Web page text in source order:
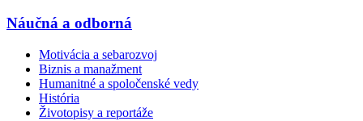
Náučná a odborná
Motivácia a sebarozvoj
Biznis a manažment
Humanitné a spoločenské vedy
História
Životopisy a reportáže